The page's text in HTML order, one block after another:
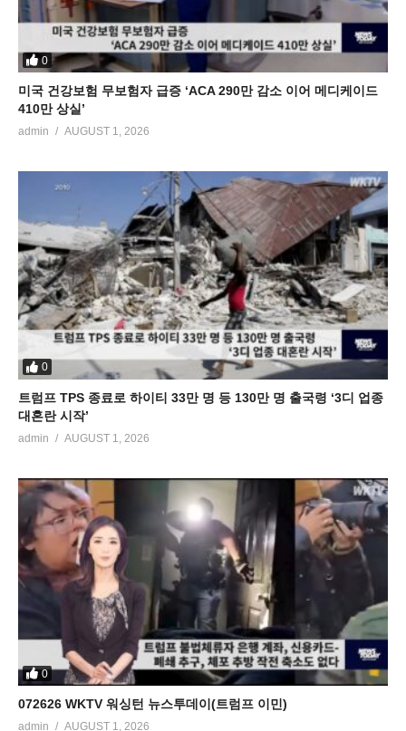
0
미국 건강보험 무보험자 급증 ‘ACA 290만 감소 이어 메디케이드
410만 상실’
admin AUGUST 1, 2026
0
트럼프 TPS 종료로 하이티 33만 명 등 130만 명 출국령 ‘3디 업종
대혼란 시작’
admin AUGUST 1, 2026
0
072626 WKTV 워싱턴 뉴스투데이(트럼프 이민)
admin AUGUST 1, 2026